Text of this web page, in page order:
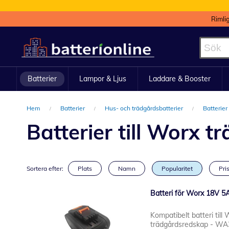
till
innehållet
Batterier Lampor & Ljus Laddare & Booster
Hem Batterier Hus- och trädgårdsbatterier
Batterier till Worx
Sortera efter: Plats Namn Popularitet
Batteri för Worx 18V
Kompatibelt batteri till
trädgårdsredskap -